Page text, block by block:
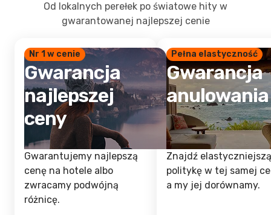
Od lokalnych perełek po światowe hity w
gwarantowanej najlepszej cenie
Nr 1 w cenie
Gwarancja
najlepszej
ceny
Gwarantujemy najlepszą
cenę na hotele albo
zwracamy podwójną
różnicę.
Pełna elastyczność
Gwarancja
anulowania
Znajdź elastyczniejszą
politykę w tej samej
a my jej dorównamy.